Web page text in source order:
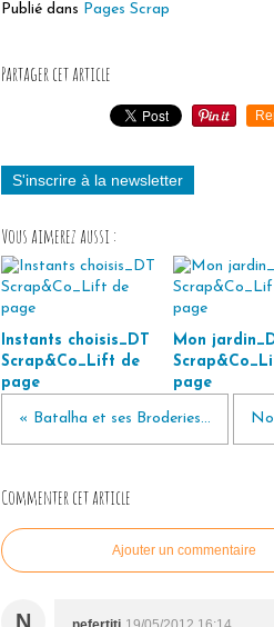
Publié dans Pages Scrap
Partager cet article
S'inscrire à la newsletter
Vous aimerez aussi :
Instants choisis_DT
Scrap&Co_Lift de
page
Mon
page
« Batalha et ses Broderies...
Commenter cet article
Ajouter un commentaire
N